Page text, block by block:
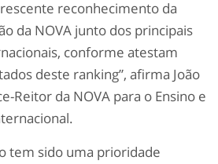
reconhecimento da
da NOVA junto dos principais
conforme atestam
deste ranking”, afirma João
Reitor da NOVA para o Ensino e
tem sido uma prioridade